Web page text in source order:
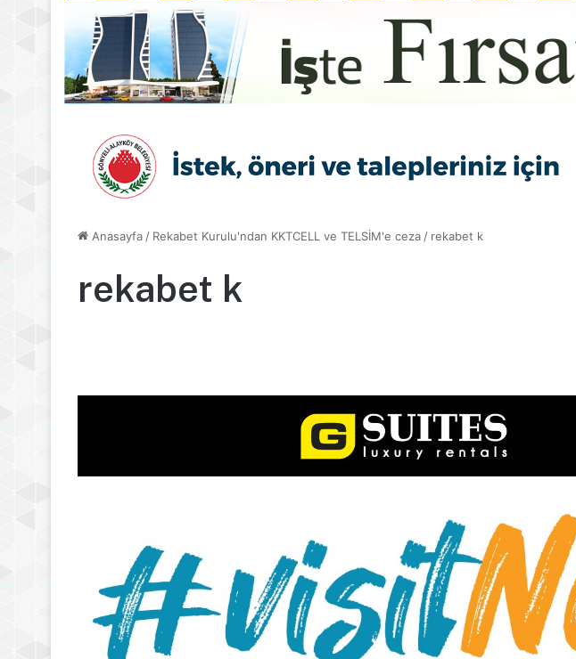
Anasayfa / Rekabet Kurulu'ndan KKTCELL ve TELSİM'e ceza / rekabet k
rekabet k